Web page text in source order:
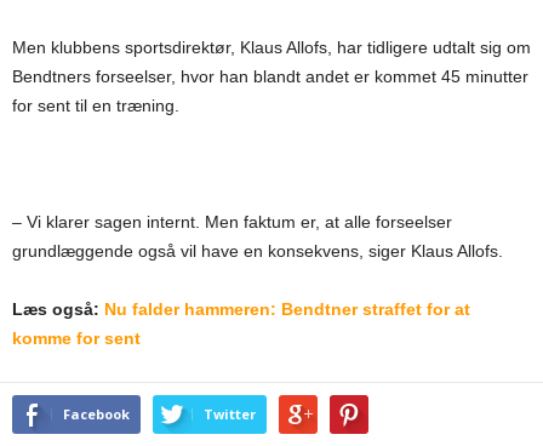
Men klubbens sportsdirektør, Klaus Allofs, har tidligere udtalt sig om
Bendtners forseelser, hvor han blandt andet er kommet 45 minutter
for sent til en træning.
– Vi klarer sagen internt. Men faktum er, at alle forseelser
grundlæggende også vil have en konsekvens, siger Klaus Allofs.
Læs også: Nu falder hammeren: Bendtner straffet for at
komme for sent
Facebook Twitter